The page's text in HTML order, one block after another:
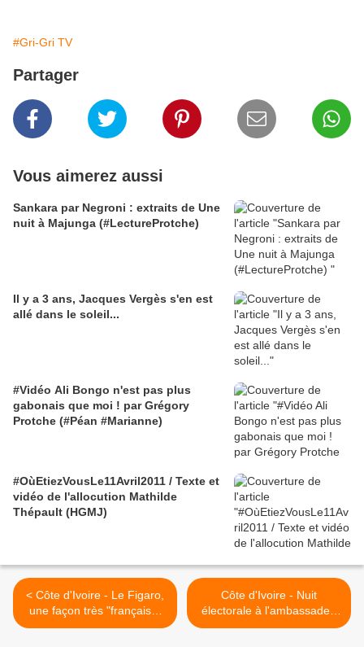
#Gri-Gri TV
Partager
Vous aimerez aussi
Sankara par Negroni : extraits de Une
nuit à Majunga (#LectureProtche)
Il y a 3 ans, Jacques Vergès s'en est
allé dans le soleil...
#Vidéo Ali Bongo n'est pas plus
gabonais que moi ! par Grégory
Protche (#Péan #Marianne)
#OùEtiezVousLe11Avril2011 / Texte et
vidéo de l'allocution Mathilde
Thépault (HGMJ)
< Côte d'Ivoire - Le Figaro,
une façon très "française"
de rapporter les dépêches
Côte d'Ivoire - Nuit
électorale à l'ambassade -
Dimanche 31 octobre 2010